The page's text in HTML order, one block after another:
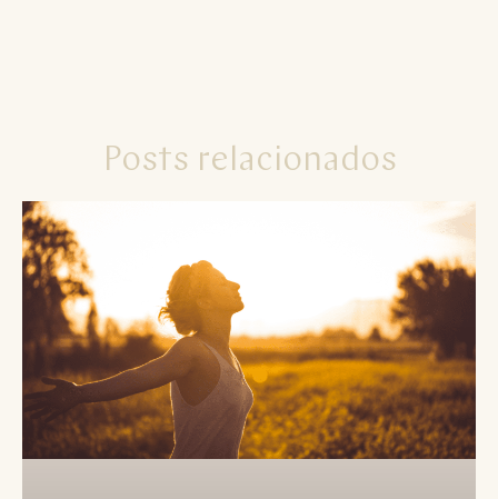
Posts relacionados